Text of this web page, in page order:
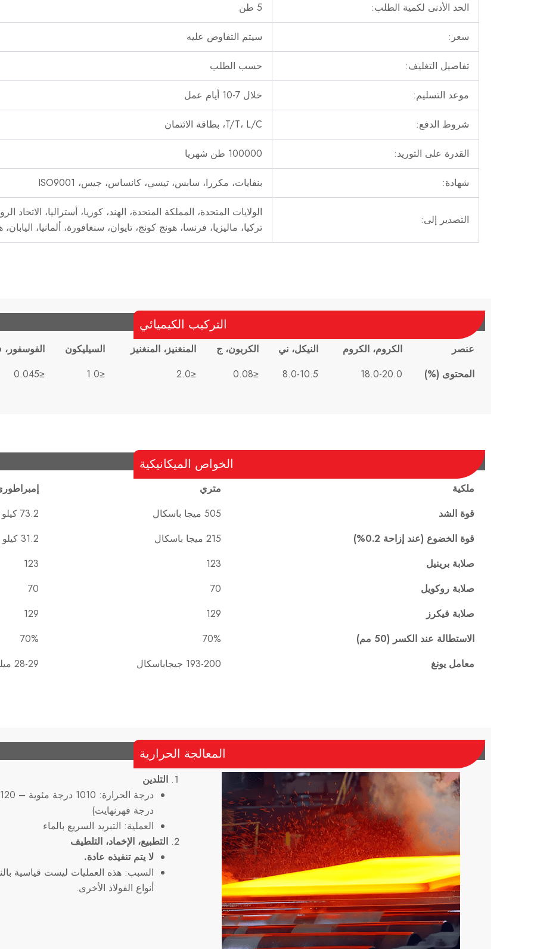
الحد الأدنى لكمية الطلب: 5 طن
سعر: سيتم التفاوض عليه
تفاصيل التغليف: حسب الطلب
موعد التسليم: خلال 7-10 أيام عمل
شروط الدفع: T/T، L/C، بطاقة الائتمان
القدرة على التوريد: 100000 طن شهريا
شهادة: بنفايات، مكررا، سابس، تيسي، كانساس، جيس، ISO9001
التصدير إلى:
الولايات المتحدة، المملكة المتحدة، الهند، كوريا، أستراليا، الاتحاد
تركيا، ماليزيا، فرنسا، هونج كونج، تايوان، سنغافورة، ألمانيا،
التركيب الكيميائي
عنصر الكروم، الكروم النيكل، ني الكربون، ج المنغنيز، المنغنيز السيليكون
المحتوى (%)
18.0-20.0
8.0-10.5
≤0.08
≤2.0
≤1.0
≤0.045
الخواص الميكانيكية
ملكية متري
قوة الشد
505 ميجا باسكال
73.2 كيلو بايت في البوصة المربعة
قوة الخضوع (عند إزاحة 0.2%)
215 ميجا باسكال
31.2 كيلو بايت في البوصة المربعة
صلابة برينيل
123
123
صلابة روكويل
70
70
صلابة فيكرز
129
129
الاستطالة عند الكسر (50 مم)
70%
70%
معامل يونغ
193-200 جيجاباسكال 28-29 ميلي ثانية
المعالجة الحرارية
التلدين
درجة فهرنهايت)
العملية: التبريد السريع بالماء
التطبيع، الإخماد، التلطيف
لا يتم تنفيذه عادة.
أنواع الفولاذ الأخرى.